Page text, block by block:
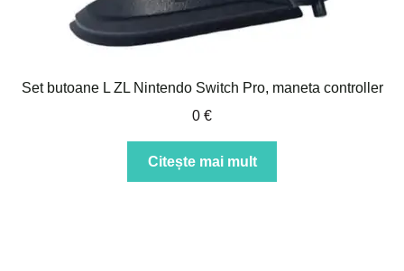
Set butoane L ZL Nintendo Switch Pro, maneta controller
0 €
Citește mai mult